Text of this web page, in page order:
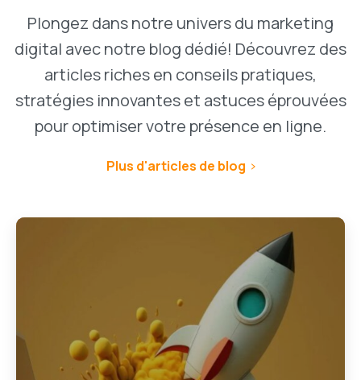
Plongez dans notre univers du marketing
digital avec notre blog dédié! Découvrez des
articles riches en conseils pratiques,
stratégies innovantes et astuces éprouvées
pour optimiser votre présence en ligne.
Plus d'articles de blog